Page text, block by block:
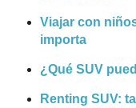
Viajar con
importa
¿Qué SUV
Renting SUV: